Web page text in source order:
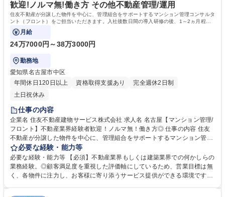
歓迎!ノルマ無!働き方 その他不動産管理/運用
住友不動産が分譲した物件を中心に、管理組合をサポートするマンション管理コンサルタ
ント（フロント）をご担当いただきます。入社後数日間の導入研修の後、1～2ヵ月程度
のOJT期間（先輩社員が担当する商談に同行
月給
24万7000円～38万3000円
勤務地
愛知県名古屋市中区
年間休日120日以上
資格取得支援あり
完全週休2日制
土日祝休み
仕事の内容
企業名 住友不動産建物サービス株式会社 求人名 名古屋【マンション管理/
フロント】不動産業界経験者歓迎！ノルマ無！働き方◎ 仕事の内容 住友
不動産が分譲した物件を中心に、管理組合をサポートするマンション管理
コンサルタント（フロント）をご担当いただきます。入社後数日間の導入
研修の後、1～2ヵ月程度のOJT期間（先輩社員が担当する商談に同行 ・座
学など）を経て、徐々に担当物件数を増やします。【業務詳細】■管理組
合の定期的な集会（総会・理事会）進行サポート、資料作成、資金管理等
必要な経験・能力等
必要な経験・能力等 【必須】不動産業界もしくは建築業界での何かしらの
業務経験。◎顧客満足度を重視した評価軸にしているため、営業目標は無
く、各物件に注力し、お客様に寄り添うサービス提供ができる環境です！